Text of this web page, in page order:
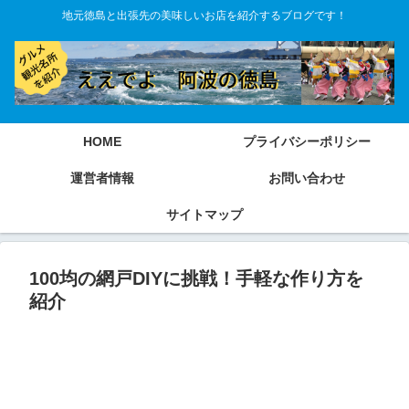
地元徳島と出張先の美味しいお店を紹介するブログです！
HOME プライバシーポリシー
運営者情報 お問い合わせ
サイトマップ
100均の網戸DIYに挑戦！手軽な作り方を
紹介